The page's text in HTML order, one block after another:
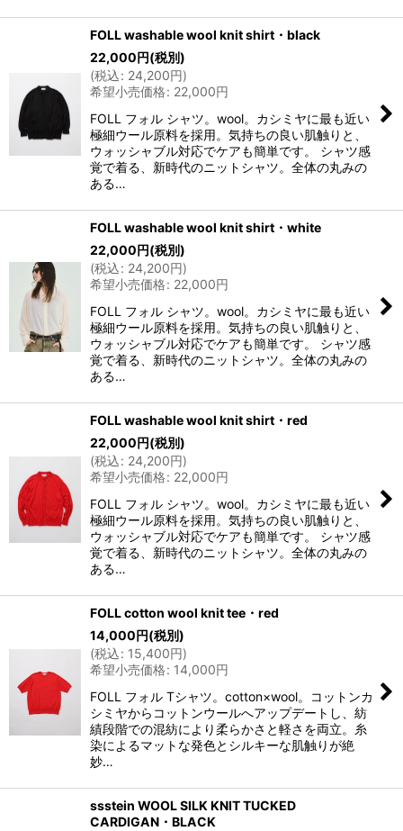
FOLL washable wool knit shirt・black
22,000円(税別)
(税込: 24,200円)
希望小売価格: 22,000円
FOLL フォル シャツ。wool。カシミヤに最も近い
極細ウール原料を採用。気持ちの良い肌触りと、
ウォッシャブル対応でケアも簡単です。 シャツ感
覚で着る、新時代のニットシャツ。全体の丸みの
ある…
FOLL washable wool knit shirt・white
22,000円(税別)
(税込: 24,200円)
希望小売価格: 22,000円
FOLL フォル シャツ。wool。カシミヤに最も近い
極細ウール原料を採用。気持ちの良い肌触りと、
ウォッシャブル対応でケアも簡単です。 シャツ感
覚で着る、新時代のニットシャツ。全体の丸みの
ある…
FOLL washable wool knit shirt・red
22,000円(税別)
(税込: 24,200円)
希望小売価格: 22,000円
FOLL フォル シャツ。wool。カシミヤに最も近い
極細ウール原料を採用。気持ちの良い肌触りと、
ウォッシャブル対応でケアも簡単です。 シャツ感
覚で着る、新時代のニットシャツ。全体の丸みの
ある…
FOLL cotton wool knit tee・red
14,000円(税別)
(税込: 15,400円)
希望小売価格: 14,000円
FOLL フォル Tシャツ。cotton×wool。コットンカ
シミヤからコットンウールへアップデートし、紡
績段階での混紡により柔らかさと軽さを両立。糸
染によるマットな発色とシルキーな肌触りが絶
妙…
ssstein WOOL SILK KNIT TUCKED
CARDIGAN・BLACK